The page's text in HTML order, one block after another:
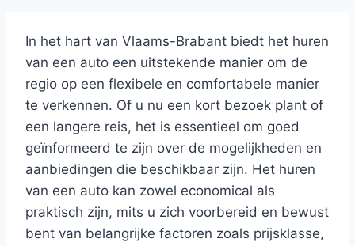
In het hart van Vlaams-Brabant biedt het huren
van een auto een uitstekende manier om de
regio op een flexibele en comfortabele manier
te verkennen. Of u nu een kort bezoek plant of
een langere reis, het is essentieel om goed
geïnformeerd te zijn over de mogelijkheden en
aanbiedingen die beschikbaar zijn. Het huren
van een auto kan zowel economical als
praktisch zijn, mits u zich voorbereid en bewust
bent van belangrijke factoren zoals prijsklasse,